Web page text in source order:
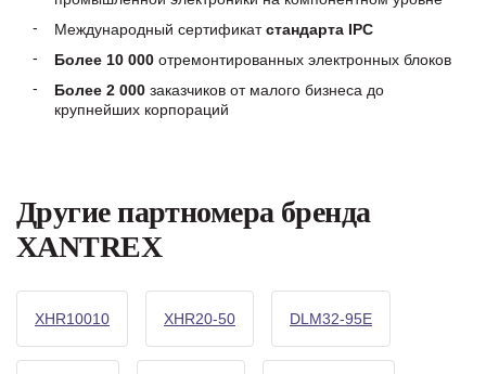
Международный сертификатстандарта IPC
Более 10 000 отремонтированных электронных блоков
Более 2 000 заказчиков от малого бизнеса до
крупнейших корпораций
Другие партномера бренда
XANTREX
XHR10010 XHR20-50 DLM32-95E